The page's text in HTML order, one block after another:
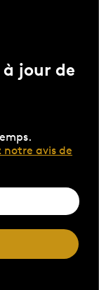
jour de
notre avis de